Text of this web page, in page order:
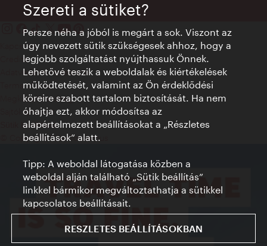
Kapcsolat
Credits
Adatvédelmi nyilatkozat
Terms of Use
Megközelíthetőség
Sajtókapcsolat
Sütik beállítása
© Copyright WienTourismus
Szereti a sütiket?
Persze néha a jóból is megárt a sok. Viszont az
úgy nevezett sütik szükségesek ahhoz, hogy a
legjobb szolgáltatást nyújthassuk Önnek.
Lehetővé teszik a weboldalak és kiértékelések
működtetését, valamint az Ön érdeklődési
köreire szabott tartalom biztosítását. Ha nem
óhajtja ezt, akkor módosítsa az
alapértelmezett beállításokat a „Részletes
beállítások“ alatt.
Tipp: A weboldal látogatása közben a
weboldal alján található „Sütik beállítás”
linkkel bármikor megváltoztathatja a sütikkel
kapcsolatos beállításait.
RESZLETES BEÁLLÍTÁSOKBAN